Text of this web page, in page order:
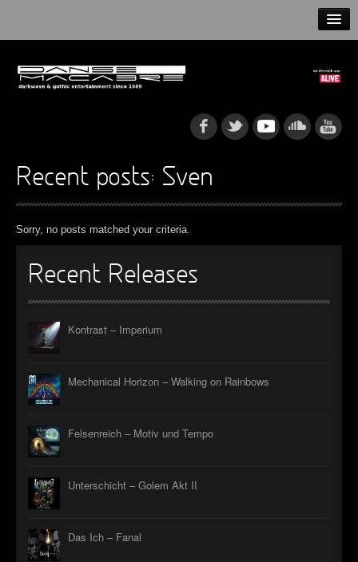
NEWS
INFO
►
►
►
Recent posts: Sven
Sorry, no posts matched your criteria.
Recent Releases
Kontrast – Imperium
Mechanical Horizon – Walking on Rainbows
Felsenreich – Motiv und Tempo
Unterschicht – Golem Akt II
Das Ich – Fanal